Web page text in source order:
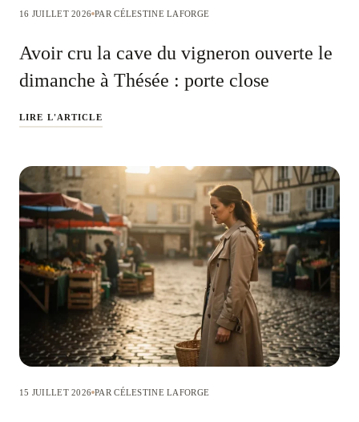
16 JUILLET 2026 PAR CÉLESTINE LAFORGE
Avoir cru la cave du vigneron ouverte le
dimanche à Thésée : porte close
LIRE L'ARTICLE
15 JUILLET 2026 PAR CÉLESTINE LAFORGE